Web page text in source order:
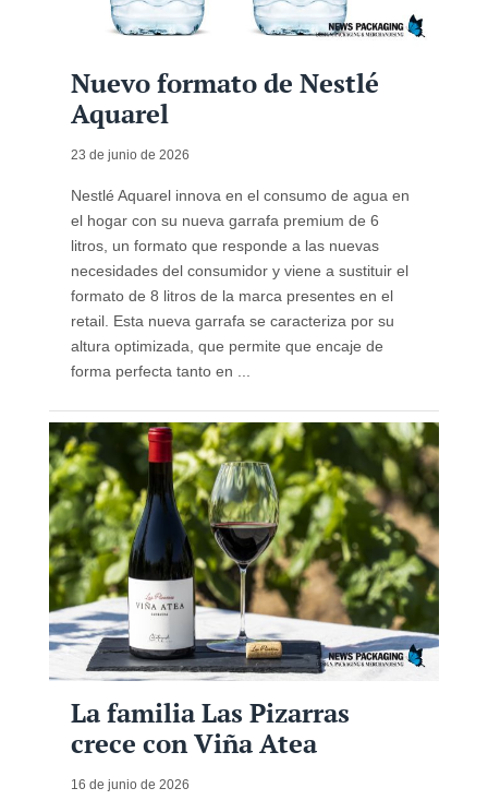
Nuevo formato de Nestlé
Aquarel
23 de junio de 2026
Nestlé Aquarel innova en el consumo de agua en
el hogar con su nueva garrafa premium de 6
litros, un formato que responde a las nuevas
necesidades del consumidor y viene a sustituir el
formato de 8 litros de la marca presentes en el
retail. Esta nueva garrafa se caracteriza por su
altura optimizada, que permite que encaje de
forma perfecta tanto en ...
La familia Las Pizarras
crece con Viña Atea
16 de junio de 2026